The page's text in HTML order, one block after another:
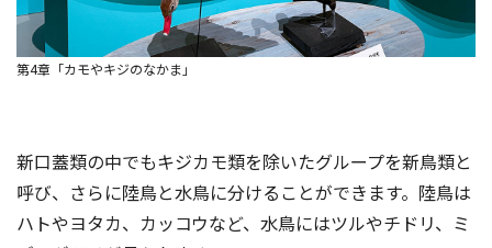
第4章「カモやキジのなかま」
新口蓋類の中でもキジカモ類を除いたグループを新鳥類と
呼び、さらに陸鳥と水鳥に分けることができます。陸鳥は
ハトやヨタカ、カッコウなど、水鳥にはツルやチドリ、ミ